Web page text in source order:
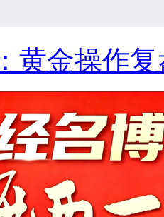
黄金操作复